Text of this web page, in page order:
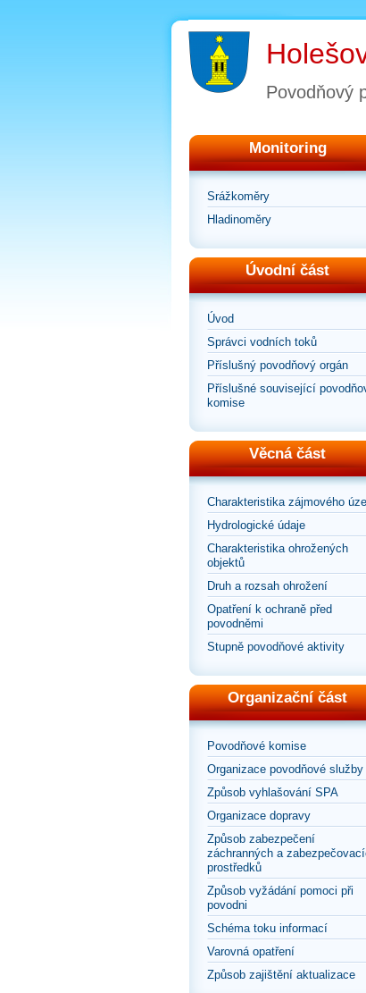
Povodňový
Monitoring
Srážkoměry
Hladinoměry
Úvodní část
Úvod
Správci vodních toků
Příslušný povodňový orgán
Příslušné související
komise
Věcná část
Charakteristika zájmového
Hydrologické údaje
Charakteristika ohrožených
objektů
Druh a rozsah ohrožení
Opatření k ochraně před
povodněmi
Stupně povodňové aktivity
Organizační část
Povodňové komise
Organizace povodňové služby
Způsob vyhlašování SPA
Organizace dopravy
Způsob zabezpečení
záchranných a
prostředků
Způsob vyžádání pomoci při
povodni
Schéma toku informací
Varovná opatření
Způsob zajištění aktualizace